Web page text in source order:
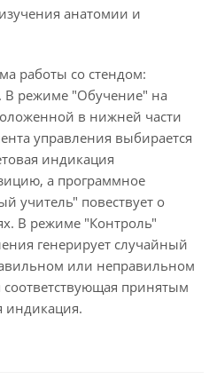
анатомии и
работы со стендом:
В режиме "Обучение" на
в нижней части
управления выбирается
индикация
а программное
учитель" повествует о
В режиме "Контроль"
генерирует случайный
или неправильном
соответствующая принятым
индикация.